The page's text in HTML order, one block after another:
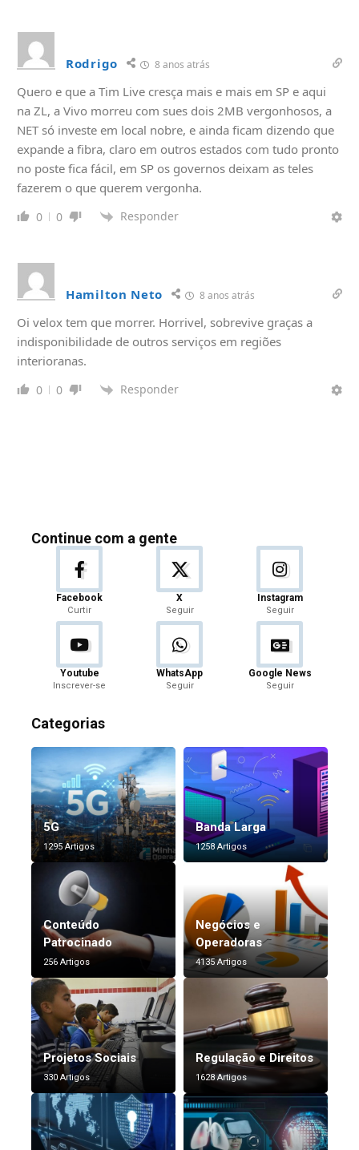
Rodrigo 8 anos atrás
Quero e que a Tim Live cresça mais e mais em SP e aqui
na ZL, a Vivo morreu com sues dois 2MB vergonhosos, a
NET só investe em local nobre, e ainda ficam dizendo que
expande a fibra, claro em outros estados com tudo pronto
no poste fica fácil, em SP os governos deixam as teles
fazerem o que querem vergonha.
0 0 Responder
Hamilton Neto 8 anos atrás
Oi velox tem que morrer. Horrivel, sobrevive graças a
indisponibilidade de outros serviços em regiões
interioranas.
0 0 Responder
Continue com a gente
Facebook
Curtir
X
Seguir
Instagram
Seguir
Youtube
Inscrever-se
WhatsApp
Seguir
Google News
Seguir
Categorias
5G
1295 Artigos
Banda Larga
1258 Artigos
Conteúdo
Patrocinado
256 Artigos
Negócios e
Operadoras
4135 Artigos
Projetos Sociais
330 Artigos
Regulação e Direitos
1628 Artigos